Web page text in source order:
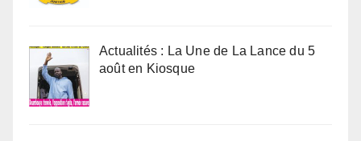
Actualités : La Une de La Lance du 5
août en Kiosque